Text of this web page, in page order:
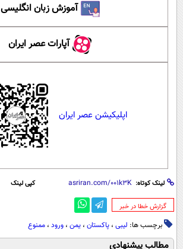
آموزش زبان انگلیسی
آپارات عصر ایران
اپلیکیشن عصر ایران
لینک کوتاه: کپی لینک
‌گزارش خطا در خبر
برچسب ها: لیبی ، پاکستان ، یمن ، ورود ، ممنوع
مطالب پیشنهادی